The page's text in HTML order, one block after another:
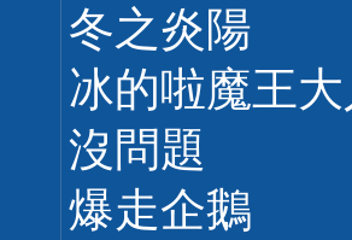
冬之炎陽
冰的啦魔王
沒問題
爆走企鵝